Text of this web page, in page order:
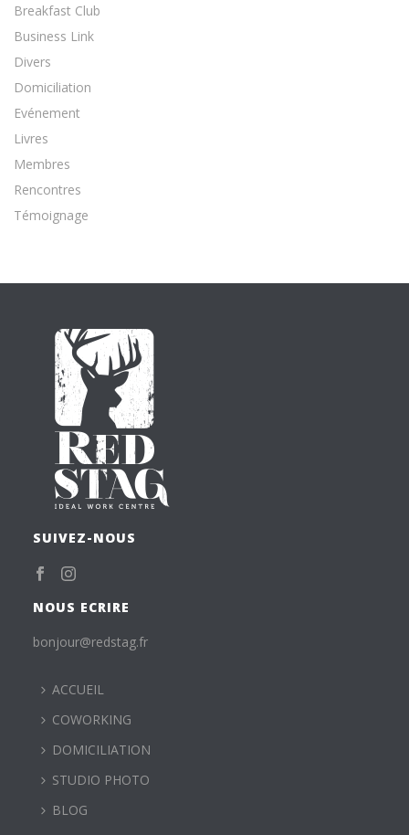
Breakfast Club
Business Link
Divers
Domiciliation
Evénement
Livres
Membres
Rencontres
Témoignage
SUIVEZ-NOUS
NOUS ECRIRE
bonjour@redstag.fr
ACCUEIL
COWORKING
DOMICILIATION
STUDIO PHOTO
BLOG